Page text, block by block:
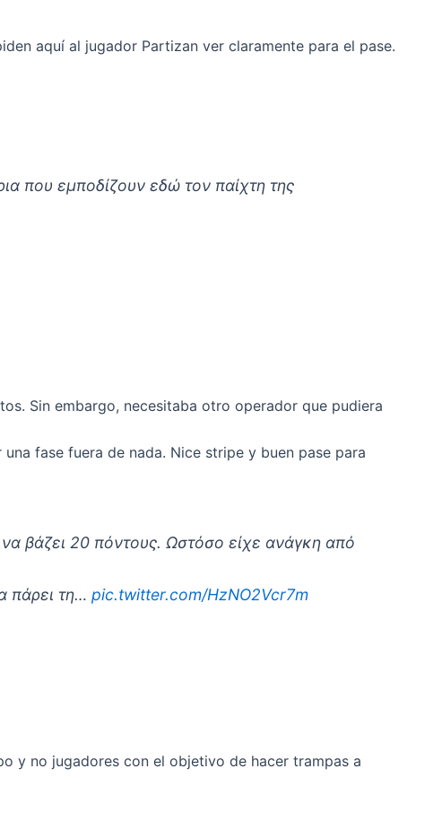
aquí al jugador Partizan ver claramente para el pase.
που εμποδίζουν εδώ τον παίχτη της
Sin embargo, necesitaba otro operador que pudiera
fase fuera de nada. Nice stripe y buen pase para
βάζει 20 πόντους. Ωστόσο είχε ανάγκη από
πάρει τη…pic.twitter.com/HzNO2Vcr7m
y no jugadores con el objetivo de hacer trampas a